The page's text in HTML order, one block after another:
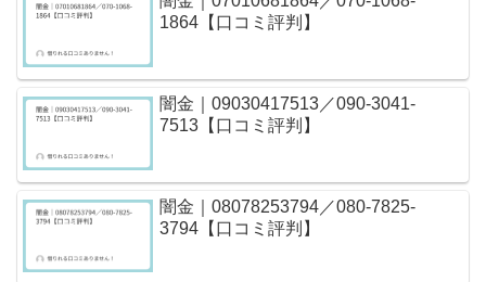
1864【口コミ評判】
闇金｜09030417513／090-3041-
7513【口コミ評判】
闇金｜08078253794／080-7825-
3794【口コミ評判】